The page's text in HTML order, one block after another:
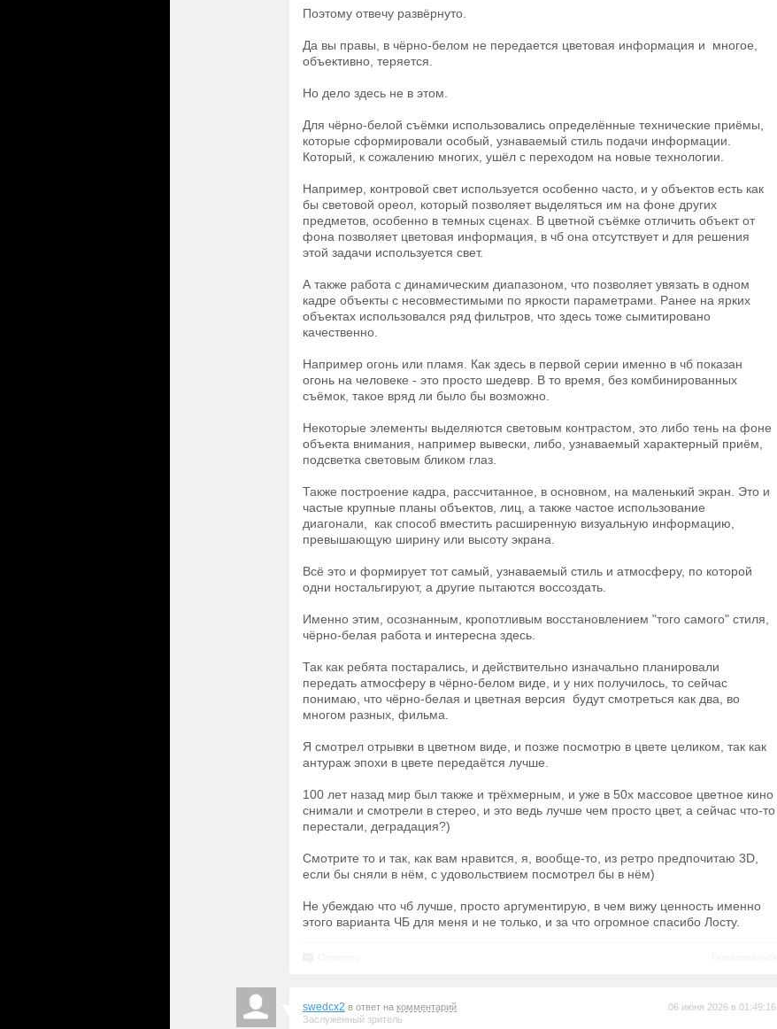
Поэтому отвечу развёрнуто.
Да вы правы, в чёрно-белом не передается цветовая информация и многое,
объективно, теряется.
Но дело здесь не в этом.
Для чёрно-белой съёмки использовались определённые технические приёмы,
которые сформировали особый, узнаваемый стиль подачи информации.
Который, к сожалению многих, ушёл с переходом на новые технологии.
Например, контровой свет используется особенно часто, и у объектов есть как
бы световой ореол, который позволяет выделяться им на фоне других
предметов, особенно в темных сценах. В цветной съёмке отличить объект от
фона позволяет цветовая информация, в чб она отсутствует и для решения
этой задачи используется свет.
А также работа с динамическим диапазоном, что позволяет увязать в одном
кадре объекты с несовместимыми по яркости параметрами. Ранее на ярких
объектах использовался ряд фильтров, что здесь тоже сымитировано
качественно.
Например огонь или пламя. Как здесь в первой серии именно в чб показан
огонь на человеке - это просто шедевр. В то время, без комбинированных
съёмок, такое вряд ли было бы возможно.
Некоторые элементы выделяются световым контрастом, это либо тень на фоне
объекта внимания, например вывески, либо, узнаваемый характерный приём,
подсветка световым бликом глаз.
Также построение кадра, рассчитанное, в основном, на маленький экран. Это и
частые крупные планы объектов, лиц, а также частое использование
диагонали, как способ вместить расширенную визуальную информацию,
превышающую ширину или высоту экрана.
Всё это и формирует тот самый, узнаваемый стиль и атмосферу, по которой
одни ностальгируют, а другие пытаются воссоздать.
Именно этим, осознанным, кропотливым восстановлением "того самого" стиля,
чёрно-белая работа и интересна здесь.
Так как ребята постарались, и действительно изначально планировали
передать атмосферу в чёрно-белом виде, и у них получилось, то сейчас
понимаю, что чёрно-белая и цветная версия будут смотреться как два, во
многом разных, фильма.
Я смотрел отрывки в цветном виде, и позже посмотрю в цвете целиком, так как
антураж эпохи в цвете передаётся лучше.
100 лет назад мир был также и трёхмерным, и уже в 50х массовое цветное кино
снимали и смотрели в стерео, и это ведь лучше чем просто цвет, а сейчас что-то
перестали, деградация?)
Смотрите то и так, как вам нравится, я, вообще-то, из ретро предпочитаю 3D,
если бы сняли в нём, с удовольствием посмотрел бы в нём)
Не убеждаю что чб лучше, просто аргументирую, в чем вижу ценность именно
этого варианта ЧБ для меня и не только, и за что огромное спасибо Лосту.
swedcx2 в ответ на комментарий
Заслуженный зритель
06 июня 2026 в 01:49:16